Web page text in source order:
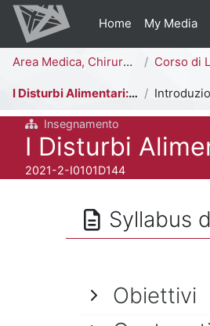
Vai al contenuto principale
Home My Media
Percorso della paginaArea Medica, Chirurgica e dei Servizi Clinici Corso di
I Disturbi Alimentari: Un Approccio Etnografico
Insegnamento
Titolo del corso
I Disturbi
Codice identificativo del corso
2021-2-I0101D144
Syllabus
Obiettivi